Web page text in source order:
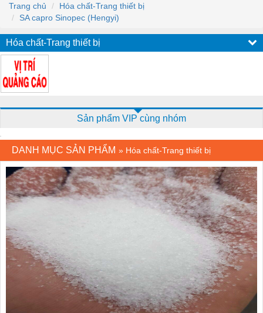
Trang chủ
Hóa chất-Trang thiết bị
SA capro Sinopec (Hengyi)
Hóa chất-Trang thiết bị
Sản phẩm VIP cùng nhóm
DANH MỤC SẢN PHẨM » Hóa chất-Trang thiết bị